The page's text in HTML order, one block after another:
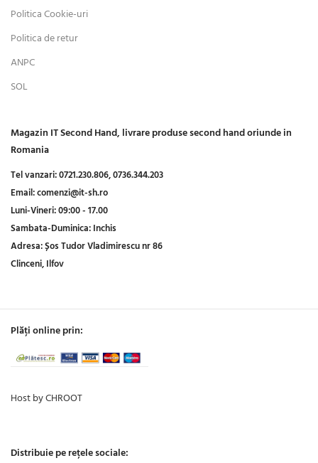
Politica Cookie-uri
Politica de retur
ANPC
SOL
Magazin IT Second Hand, livrare produse second hand oriunde in
Romania
Tel vanzari:0721.230.806,0736.344.203
Email:comenzi@it-sh.ro
Luni-Vineri:09:00 - 17.00
Sambata-Duminica:Inchis
Adresa:Șos Tudor Vladimirescu nr 86
Clinceni, Ilfov
Plăți online prin:
Host by CHROOT
Distribuie pe rețele sociale: